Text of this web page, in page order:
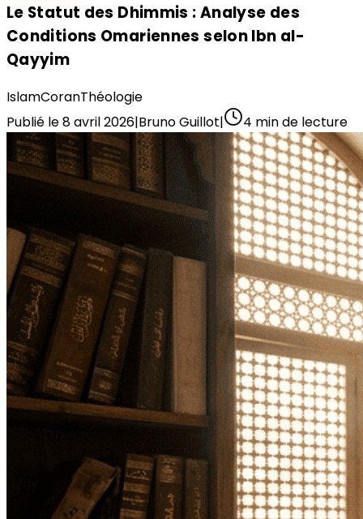
Le Statut des Dhimmis : Analyse des
Conditions Omariennes selon Ibn al-
Qayyim
IslamCoranThéologie
Publié le8 avril 2026|Bruno Guillot| 4 min de lecture